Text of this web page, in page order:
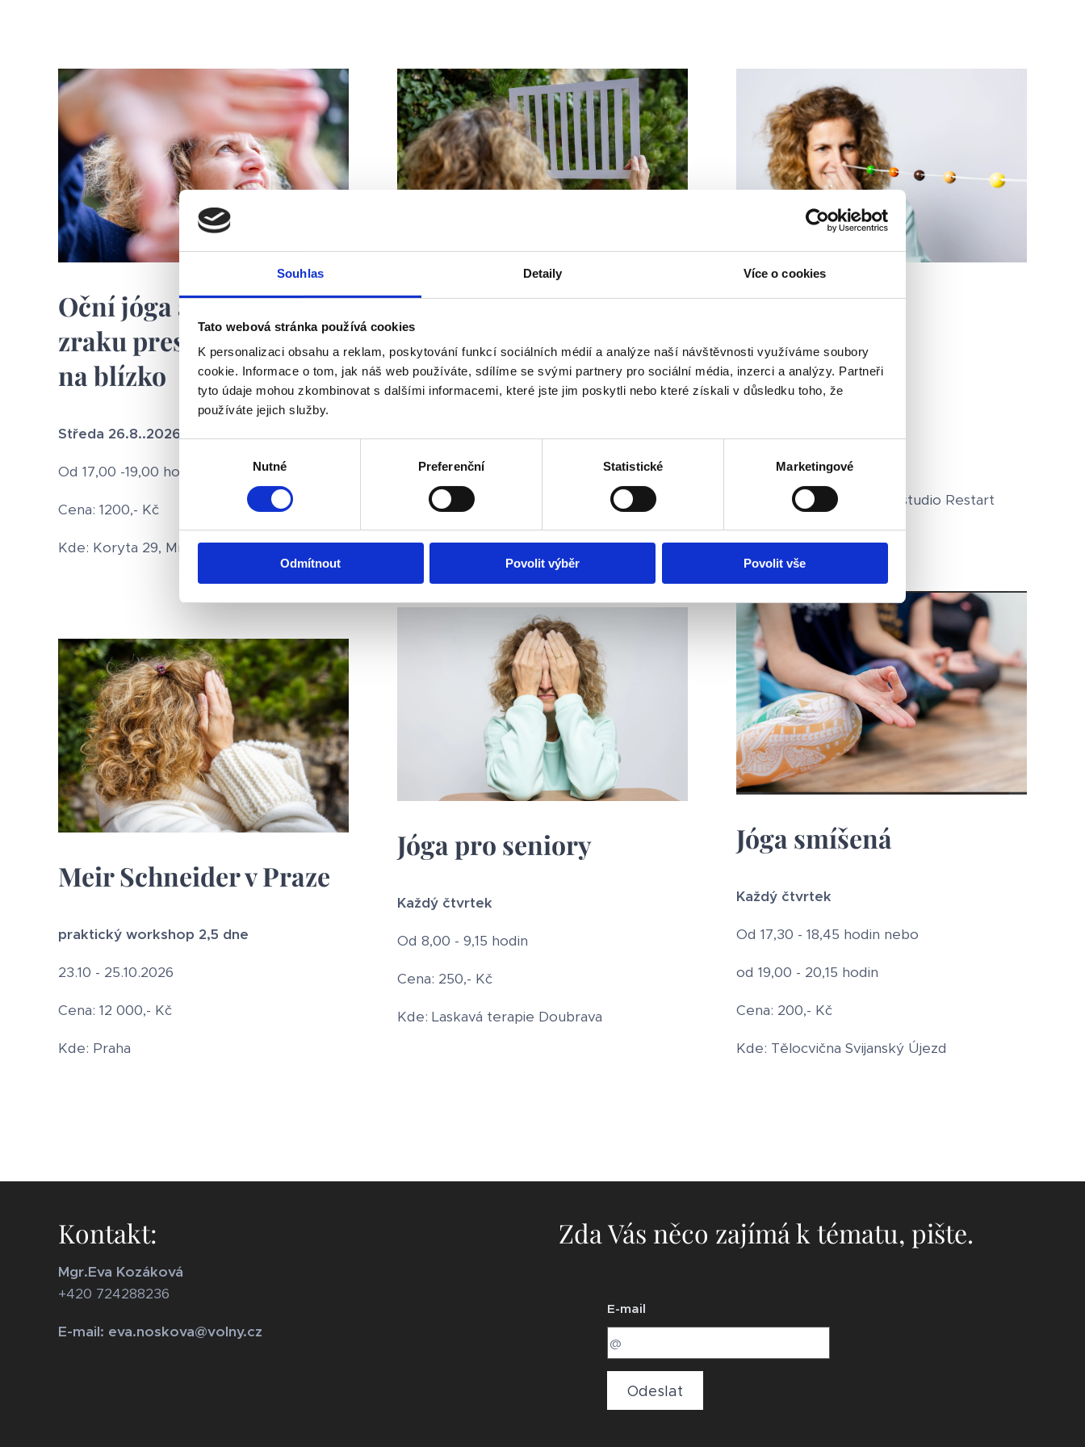
Souhlas Detaily Více o cookies
Tato webová stránka používá cookies
K personalizaci obsahu a reklam, poskytování funkcí sociálních médií a analýze naší návštěvnosti využíváme soubory
cookie. Informace o tom, jak náš web používáte, sdílíme se svými partnery pro sociální média, inzerci a analýzy. Partneři
tyto údaje mohou zkombinovat s dalšími informacemi, které jste jim poskytli nebo které získali v důsledku toho, že
používáte jejich služby.
Nutné Preferenční Statistické Marketingové
Odmítnout Povolit výběr Povolit vše
Oční jóga a trénink
zraku presbyopie - čtení
na blízko
Středa 26.8..2026
Od 17,00 -19,00 hodin
Cena: 1200,- Kč
Kde: Koryta 29, Mnichovo Hradiště
Meir Schneider v Praze
praktický workshop 2,5 dne
23.10 - 25.10.2026
Cena: 12 000,- Kč
Kde: Praha
Jóga pro muže
Od 19,30 - 20,45 hodin
Kde: Mnichovo Hradiště, studio Restart
Jóga pro seniory
Každý čtvrtek
Od 8,00 - 9,15 hodin
Cena: 250,- Kč
Kde: Laskavá terapie Doubrava
Jóga pro ženy
Každé pondělí
Cena: 250,-Kč
Kde: Mnichovo Hradiště, studio Restart
Jóga smíšená
Každý čtvrtek
Od 17,30 - 18,45 hodin nebo
od 19,00 - 20,15 hodin
Cena: 200,- Kč
Kde: Tělocvična Svijanský Újezd
Kontakt:
Mgr.Eva Kozáková
+420 724288236
E-mail: eva.noskova@volny.cz
Zda Vás něco zajímá k tématu, pište.
E-mail
Odeslat